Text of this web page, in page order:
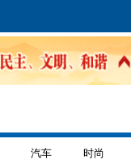
汽车 时尚